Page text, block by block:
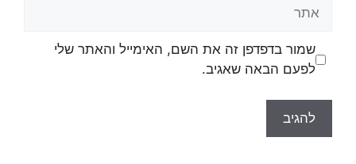
שמור בדפדפן זה את השם, האימייל והאתר שלי
לפעם הבאה שאגיב.